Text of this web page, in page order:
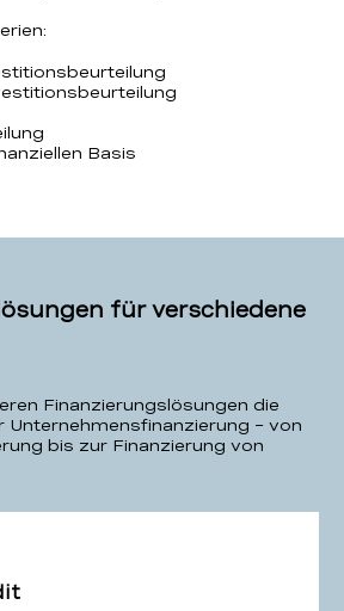
Basis
für verschiedene
Finanzierungslösungen die
– von
bis zur Finanzierung von